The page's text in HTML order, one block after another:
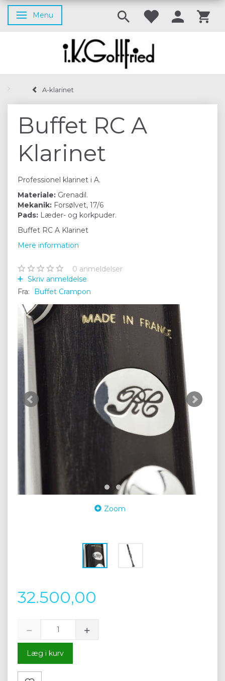
Skifte navigation
Menu
A-klarinet
Buffet RC A
Klarinet
Professionel klarinet i A.
Materiale: Grenadil.
Mekanik: Forsølvet, 17/6
Pads: Læder- og korkpuder.
Buffet RC A Klarinet
Mere information
0 anmeldelser
Skriv anmeldelse
Fra:
Buffet Crampon
Zoom
32.500,00
Læg i kurv